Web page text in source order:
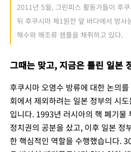
2011년 5월, 그린피스 활동가들이 후
뒤 후쿠시마 제1원전 앞 바다에서 방사
해수와 해조류 샘플을 채취하고 있다.
그때는 맞고, 지금은 틀린 일본
후쿠시마 오염수 방류에 대한 논의
회에서 제외하려는 일본 정부의 시
입니다. 1993년 러시아의 핵 폐기물
정치권의 공분을 샀고, 이후 일본 정
한 핵심적인 역할을 수행했습니다.